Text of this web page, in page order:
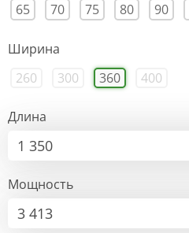
65
70 75 80 90
Ширина
260
300 360 400
Длина
1 350
Мощность
3 413